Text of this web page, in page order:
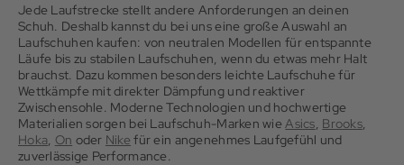
Jede Laufstrecke stellt andere Anforderungen an deinen
Schuh. Deshalb kannst du bei uns eine große Auswahl an
Laufschuhen kaufen: von neutralen Modellen für entspannte
Läufe bis zu stabilen Laufschuhen, wenn du etwas mehr Halt
brauchst. Dazu kommen besonders leichte Laufschuhe für
Wettkämpfe mit direkter Dämpfung und reaktiver
Zwischensohle. Moderne Technologien und hochwertige
Materialien sorgen bei Laufschuh-Marken wieAsics, Brooks,
Hoka, On oder Nike für ein angenehmes Laufgefühl und
zuverlässige Performance.